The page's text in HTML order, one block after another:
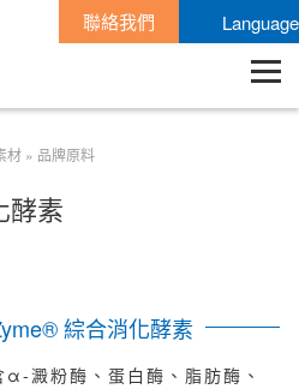
Language
聯絡我們
材 » 品牌原料
酵素
綜合消化酵素
α-澱粉酶、蛋白酶、脂肪酶、